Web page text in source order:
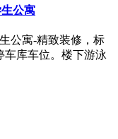
公寓
公寓-精致装修，标
车库车位。楼下游泳